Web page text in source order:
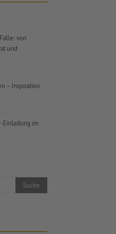
von
und
– Inspiration
Einladung im